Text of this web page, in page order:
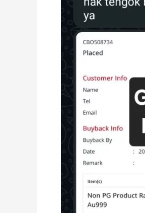
Simpan
Silver
di
Public
Gold